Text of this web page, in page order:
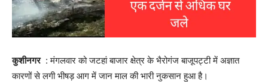
कुशीनगर: मंगलवार को जटहां बाजार क्षेत्र के भैरोगंज बाजूपट्टी में अज्ञात
कारणों से लगी भीषड़ आग में जान माल की भारी नुकसान हुआ है।